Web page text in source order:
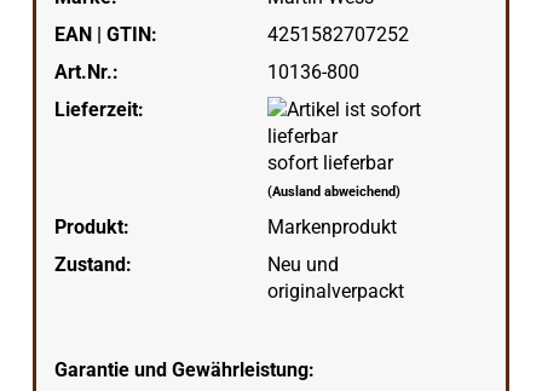
EAN | GTIN:
4251582707252
Art.Nr.:
10136-800
Lieferzeit:
sofort lieferbar
(Ausland abweichend)
Produkt:
Markenprodukt
Zustand:
Neu und
originalverpackt
Garantie und Gewährleistung: